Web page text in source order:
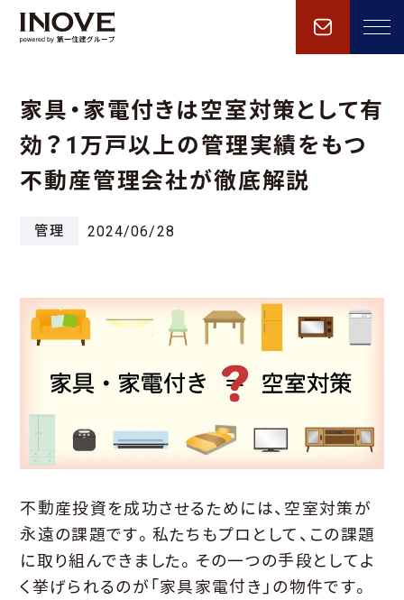
家具・家電付きは空室対策として有
効？1万戸以上の管理実績をもつ
不動産管理会社が徹底解説
管理 2024/06/28
不動産投資を成功させるためには、空室対策が
永遠の課題です。私たちもプロとして、この課題
に取り組んできました。その一つの手段としてよ
く挙げられるのが「家具家電付き」の物件です。